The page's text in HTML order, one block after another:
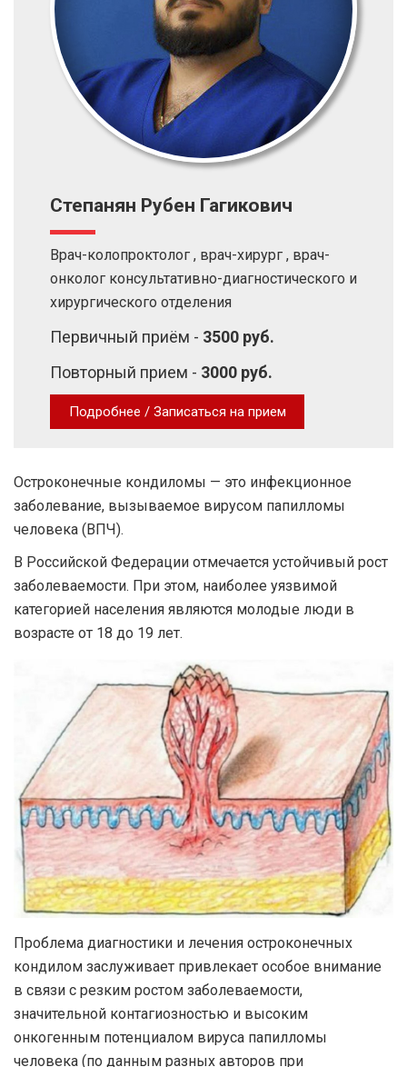
Степанян Рубен Гагикович
Врач-колопроктолог , врач-хирург , врач-
онколог консультативно-диагностического и
хирургического отделения
Первичный приём - 3500 руб.
Повторный прием - 3000 руб.
Подробнее / Записаться на прием
Остроконечные кондиломы — это инфекционное
заболевание, вызываемое вирусом папилломы
человека (ВПЧ).
В Российской Федерации отмечается устойчивый рост
заболеваемости. При этом, наиболее уязвимой
категорией населения являются молодые люди в
возрасте от 18 до 19 лет.
Проблема диагностики и лечения остроконечных
кондилом заслуживает привлекает особое внимание
в связи с резким ростом заболеваемости,
значительной контагиозностью и высоким
онкогенным потенциалом вируса папилломы
человека (по данным разных авторов при